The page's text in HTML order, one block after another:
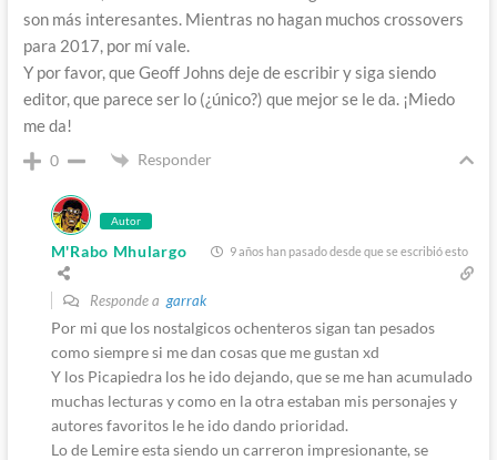
son más interesantes. Mientras no hagan muchos crossovers
para 2017, por mí vale.
Y por favor, que Geoff Johns deje de escribir y siga siendo
editor, que parece ser lo (¿único?) que mejor se le da. ¡Miedo
me da!
0 Responder
Autor
M'Rabo Mhulargo 9 años han pasado desde que se escribió esto
Responde a garrak
Por mi que los nostalgicos ochenteros sigan tan pesados
como siempre si me dan cosas que me gustan xd
Y los Picapiedra los he ido dejando, que se me han acumulado
muchas lecturas y como en la otra estaban mis personajes y
autores favoritos le he ido dando prioridad.
Lo de Lemire esta siendo un carreron impresionante, se